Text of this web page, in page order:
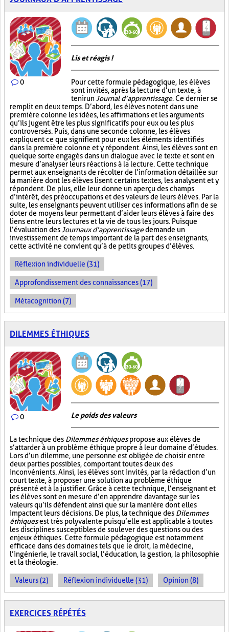
0
Lis et réagis !
Pour cette formule pédagogique, les élèves
sont invités, après la lecture d’un texte, à
tenir un Journal d’apprentissage. Ce dernier se
remplit en deux temps. D’abord, les élèves notent dans une
première colonne les idées, les affirmations et les arguments
qu’ils jugent être les plus significatifs pour eux ou les plus
controversés. Puis, dans une seconde colonne, les élèves
expliquent ce que signifient pour eux les éléments identifiés
dans la première colonne et y répondent. Ainsi, les élèves sont en
quelque sorte engagés dans un dialogue avec le texte et sont en
mesure d’analyser leurs réactions à la lecture. Cette technique
permet aux enseignants de récolter de l’information détaillée sur
la manière dont les élèves lisent certains textes, les analysent et y
répondent. De plus, elle leur donne un aperçu des champs
d’intérêt, des préoccupations et des valeurs de leurs élèves. Par la
suite, les enseignants peuvent utiliser ces informations afin de se
doter de moyens leur permettant d’aider leurs élèves à faire des
liens entre leurs lectures et la vie de tous les jours. Puisque
l’évaluation des Journaux d’apprentissagedemande un
investissement de temps important de la part des enseignants,
cette activité ne convient qu’à de petits groupes d’élèves.
Réflexion individuelle (31)
Approfondissement des connaissances (17)
Métacognition (7)
DILEMMES ÉTHIQUES
0 Le poids des valeurs
La technique des Dilemmes éthiquespropose aux élèves de
s’attarder à un problème éthique propre à leur domaine d’études.
Lors d’un dilemme, une personne est obligée de choisir entre
deux parties possibles, comportant toutes deux des
inconvénients. Ainsi, les élèves sont invités, par la rédaction d’un
court texte, à proposer une solution au problème éthique
présenté et à la justifier. Grâce à cette technique, l’enseignant et
les élèves sont en mesure d’en apprendre davantage sur les
valeurs qu’ils défendent ainsi que sur la manière dont elles
impactent leurs décisions. De plus, la technique des Dilemmes
éthiquesest très polyvalente puisqu’elle est applicable à toutes
les disciplines susceptibles de soulever des questions ou des
enjeux éthiques. Cette formule pédagogique est notamment
efficace dans des domaines tels que le droit, la médecine,
l’ingénierie, le travail social, l’éducation, la gestion, la philosophie
et la théologie.
Valeurs (2) Réflexion individuelle (31) Opinion (8)
EXERCICES RÉPÉTÉS